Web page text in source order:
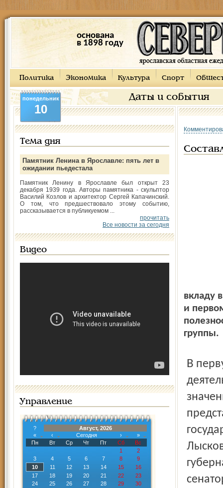
основана
в 1898 году
Политика Экономика Культура Спорт
Даты и события
понедельник
10
Тема дня
Памятник Ленина в Ярославле: пять лет в
ожидании пьедестала
Памятник Ленину в Ярославле был открыт 23
декабря 1939 года. Авторы памятника - скульптор
Василий Козлов и архитектор Сергей Капачинский.
О том, что предшествовало этому событию,
рассказывается в публикуемом ...
прочитать
Все новости за сегодня
Видео
Управление
?
Август, 2026
«
‹ Сегодня ›
»
Пн
Вт Ср Чт Пт Сб
Вс
1
2
3
4 5 6 7 8
9
10
11 12 13 14 15
16
17
18 19 20 21 22
23
24
25 26 27 28 29
30
вкладу
и
группы.
В первую группу включены сенаторы-лидеры,